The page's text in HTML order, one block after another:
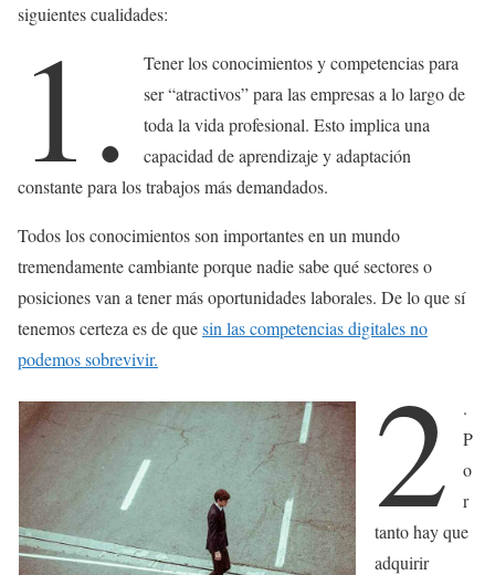
siguientes cualidades:
1.
Tener los conocimientos y competencias para
ser “atractivos” para las empresas a lo largo de
toda la vida profesional. Esto implica una
capacidad de aprendizaje y adaptación
constante para los trabajos más demandados.
Todos los conocimientos son importantes en un mundo
tremendamente cambiante porque nadie sabe qué sectores o
posiciones van a tener más oportunidades laborales. De lo que sí
tenemos certeza es de quesin las competencias digitales no
podemos sobrevivir.
2
.
P
o
r
tanto hay que
adquirir